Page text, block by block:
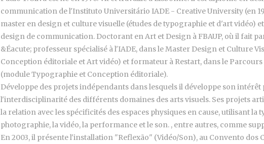
communication de l'Instituto Universitário IADE - Creative University (en
master en design et culture visuelle (études de typographie et d'art vidéo)
design de communication. Doctorant en Art et Design à FBAUP, où il fait
&Éacute; professeur spécialisé à l'IADE, dans le Master Design et Culture
Conception éditoriale et Art vidéo) et formateur à Restart, dans le
(module Typographie et Conception éditoriale).
Développe des projets indépendants dans lesquels il développe son intérêt
l'interdisciplinarité des différents domaines des arts visuels. Ses projets
la relation avec les spécificités des espaces physiques en cause, utilisant la
photographie, la vidéo, la performance et le son. , entre autres, comme
En 2003, il présente l'installation "Reflexão" (Vidéo/Son), au Convento dos